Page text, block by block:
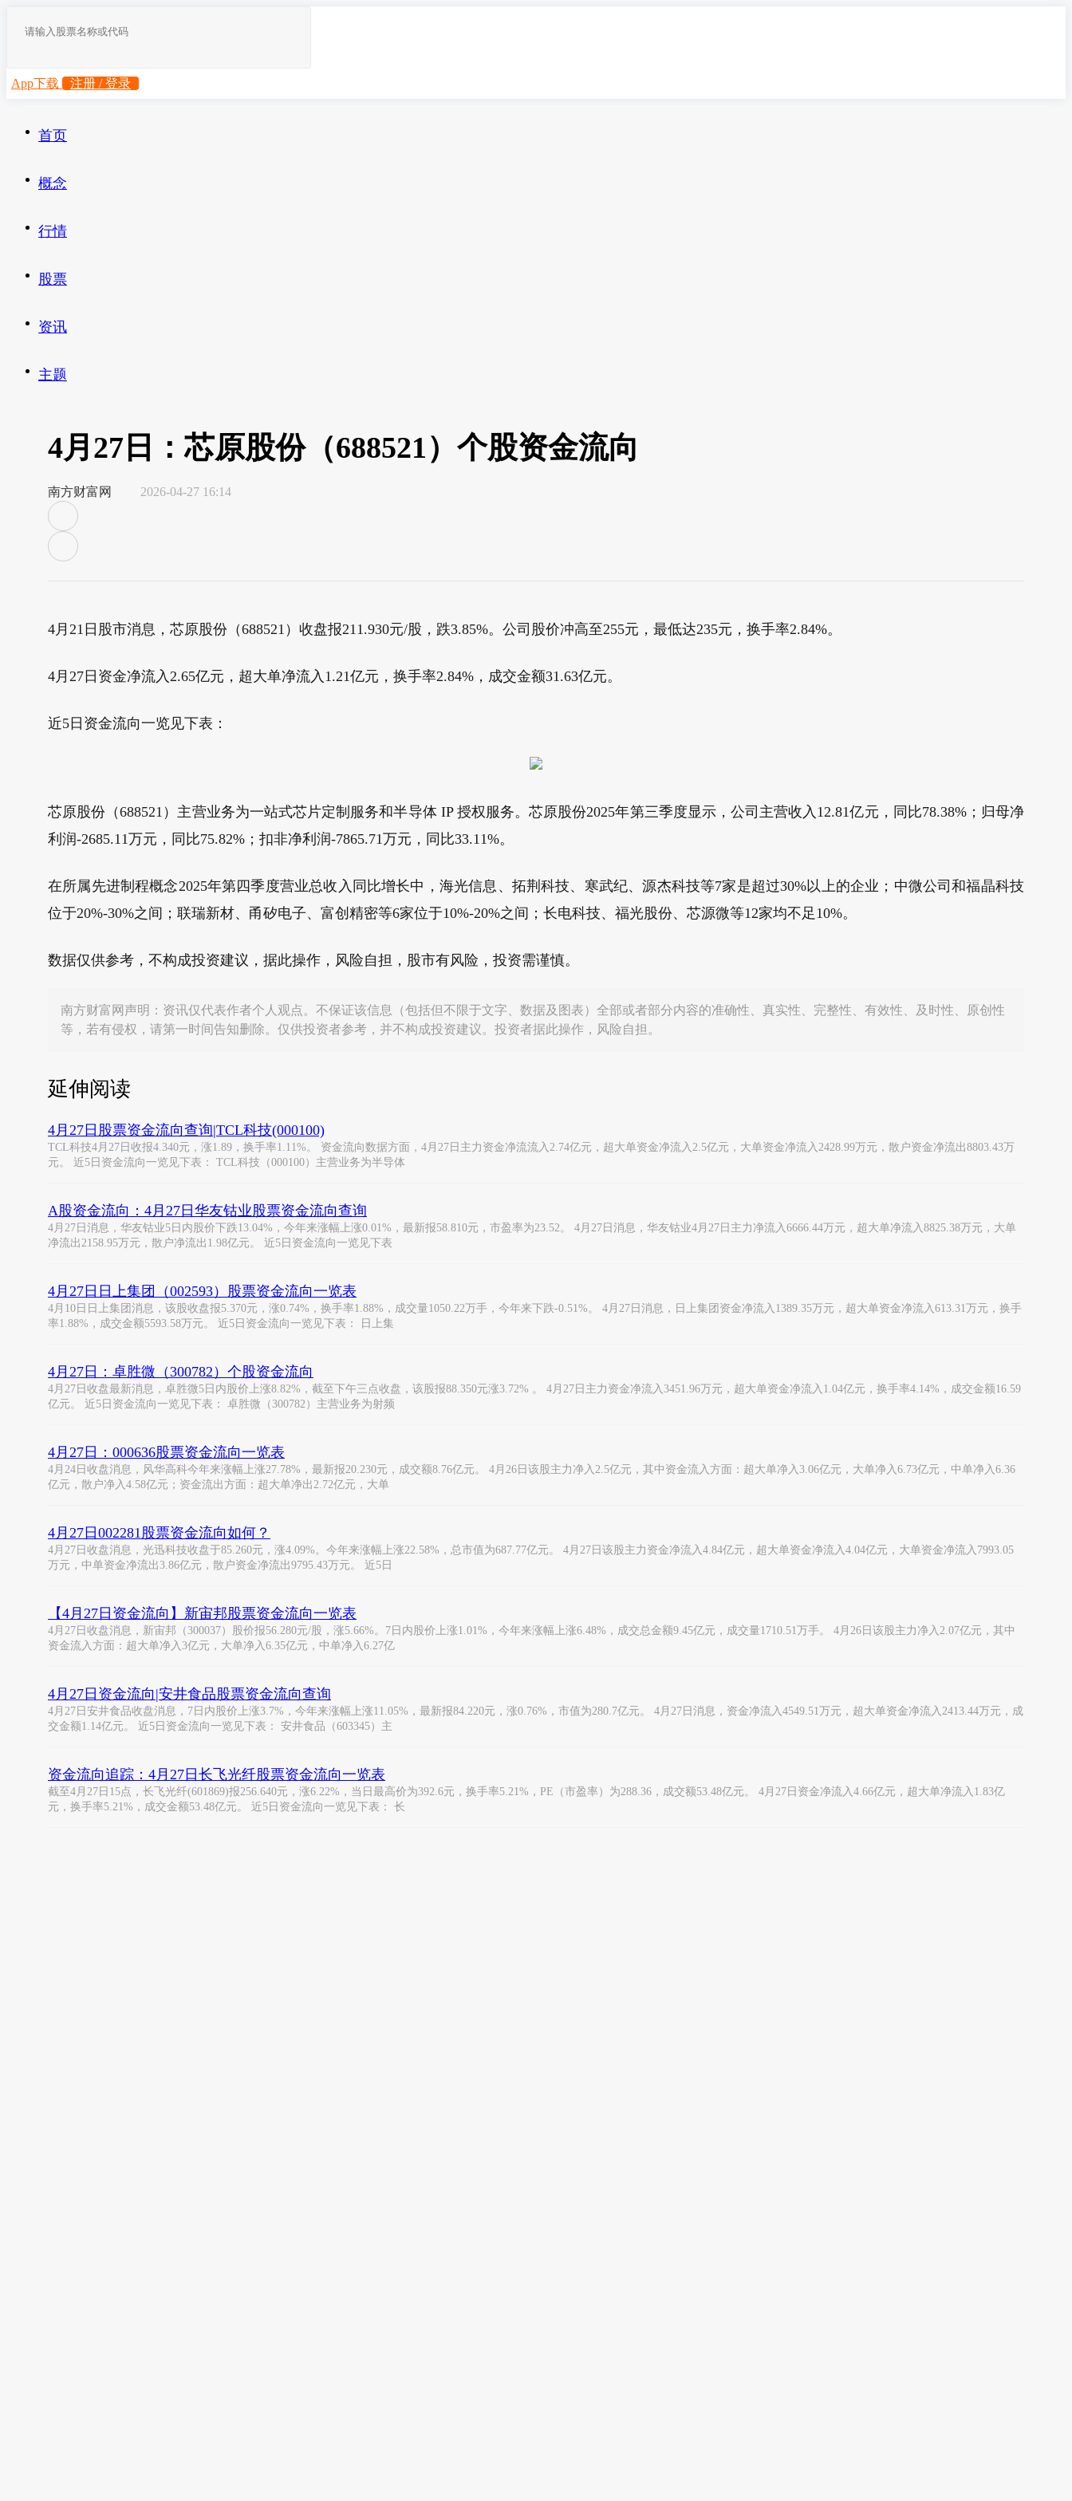
App下载 注册 / 登录
首页
概念
行情
股票
资讯
主题
4月27日：芯原股份（688521）个股资金流向
南方财富网 2026-04-27 16:14
4月21日股市消息，芯原股份（688521）收盘报211.930元/股，跌3.85%。公司股价冲高至255元，最低达235元，换手率2.84%。
4月27日资金净流入2.65亿元，超大单净流入1.21亿元，换手率2.84%，成交金额31.63亿元。
近5日资金流向一览见下表：
芯原股份（688521）主营业务为一站式芯片定制服务和半导体 IP 授权服务。芯原股份2025年第三季度显示，公司主营收入12.81亿元，同比78.38%；归母净
利润-2685.11万元，同比75.82%；扣非净利润-7865.71万元，同比33.11%。
在所属先进制程概念2025年第四季度营业总收入同比增长中，海光信息、拓荆科技、寒武纪、源杰科技等7家是超过30%以上的企业；中微公司和福晶科技
位于20%-30%之间；联瑞新材、甬矽电子、富创精密等6家位于10%-20%之间；长电科技、福光股份、芯源微等12家均不足10%。
数据仅供参考，不构成投资建议，据此操作，风险自担，股市有风险，投资需谨慎。
南方财富网声明：资讯仅代表作者个人观点。不保证该信息（包括但不限于文字、数据及图表）全部或者部分内容的准确性、真实性、完整性、有效性、及时性、原创性
等，若有侵权，请第一时间告知删除。仅供投资者参考，并不构成投资建议。投资者据此操作，风险自担。
延伸阅读
4月27日股票资金流向查询|TCL科技(000100)
TCL科技4月27日收报4.340元，涨1.89，换手率1.11%。 资金流向数据方面，4月27日主力资金净流流入2.74亿元，超大单资金净流入2.5亿元，大单资金净流入2428.99万元，散户资金净流出8803.43万
元。 近5日资金流向一览见下表： TCL科技（000100）主营业务为半导体
A股资金流向：4月27日华友钴业股票资金流向查询
4月27日消息，华友钴业5日内股价下跌13.04%，今年来涨幅上涨0.01%，最新报58.810元，市盈率为23.52。 4月27日消息，华友钴业4月27日主力净流入6666.44万元，超大单净流入8825.38万元，大单
净流出2158.95万元，散户净流出1.98亿元。 近5日资金流向一览见下表
4月27日日上集团（002593）股票资金流向一览表
4月10日日上集团消息，该股收盘报5.370元，涨0.74%，换手率1.88%，成交量1050.22万手，今年来下跌-0.51%。 4月27日消息，日上集团资金净流入1389.35万元，超大单资金净流入613.31万元，换手
率1.88%，成交金额5593.58万元。 近5日资金流向一览见下表： 日上集
4月27日：卓胜微（300782）个股资金流向
4月27日收盘最新消息，卓胜微5日内股价上涨8.82%，截至下午三点收盘，该股报88.350元涨3.72% 。 4月27日主力资金净流入3451.96万元，超大单资金净流入1.04亿元，换手率4.14%，成交金额16.59
亿元。 近5日资金流向一览见下表： 卓胜微（300782）主营业务为射频
4月27日：000636股票资金流向一览表
4月24日收盘消息，风华高科今年来涨幅上涨27.78%，最新报20.230元，成交额8.76亿元。 4月26日该股主力净入2.5亿元，其中资金流入方面：超大单净入3.06亿元，大单净入6.73亿元，中单净入6.36
亿元，散户净入4.58亿元；资金流出方面：超大单净出2.72亿元，大单
4月27日002281股票资金流向如何？
4月27日收盘消息，光迅科技收盘于85.260元，涨4.09%。今年来涨幅上涨22.58%，总市值为687.77亿元。 4月27日该股主力资金净流入4.84亿元，超大单资金净流入4.04亿元，大单资金净流入7993.05
万元，中单资金净流出3.86亿元，散户资金净流出9795.43万元。 近5日
【4月27日资金流向】新宙邦股票资金流向一览表
4月27日收盘消息，新宙邦（300037）股价报56.280元/股，涨5.66%。7日内股价上涨1.01%，今年来涨幅上涨6.48%，成交总金额9.45亿元，成交量1710.51万手。 4月26日该股主力净入2.07亿元，其中
资金流入方面：超大单净入3亿元，大单净入6.35亿元，中单净入6.27亿
4月27日资金流向|安井食品股票资金流向查询
4月27日安井食品收盘消息，7日内股价上涨3.7%，今年来涨幅上涨11.05%，最新报84.220元，涨0.76%，市值为280.7亿元。 4月27日消息，资金净流入4549.51万元，超大单资金净流入2413.44万元，成
交金额1.14亿元。 近5日资金流向一览见下表： 安井食品（603345）主
资金流向追踪：4月27日长飞光纤股票资金流向一览表
截至4月27日15点，长飞光纤(601869)报256.640元，涨6.22%，当日最高价为392.6元，换手率5.21%，PE（市盈率）为288.36，成交额53.48亿元。 4月27日资金净流入4.66亿元，超大单净流入1.83亿
元，换手率5.21%，成交金额53.48亿元。 近5日资金流向一览见下表： 长